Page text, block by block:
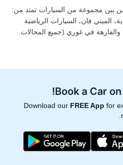
من بين مجموعة من السيارات تمتد من:
الميني فان، السيارات الرياضية
والفارهة في غوري (جميع المجالات.
Book a Car on
Download our FREE App for